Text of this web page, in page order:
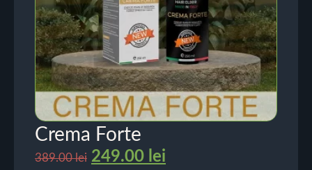
Crema Forte
389.00lei 249.00 lei